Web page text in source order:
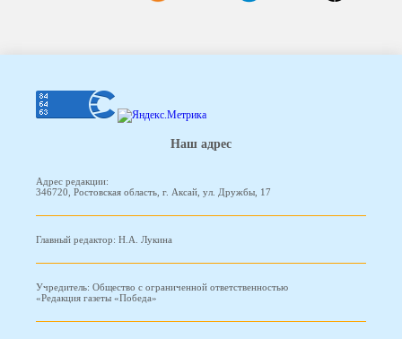
Наш адрес
Адрес редакции:
346720, Ростовская область, г. Аксай, ул. Дружбы, 17
Главный редактор: Н.А. Лукина
Учредитель: Общество с ограниченной ответственностью
«Редакция газеты «Победа»